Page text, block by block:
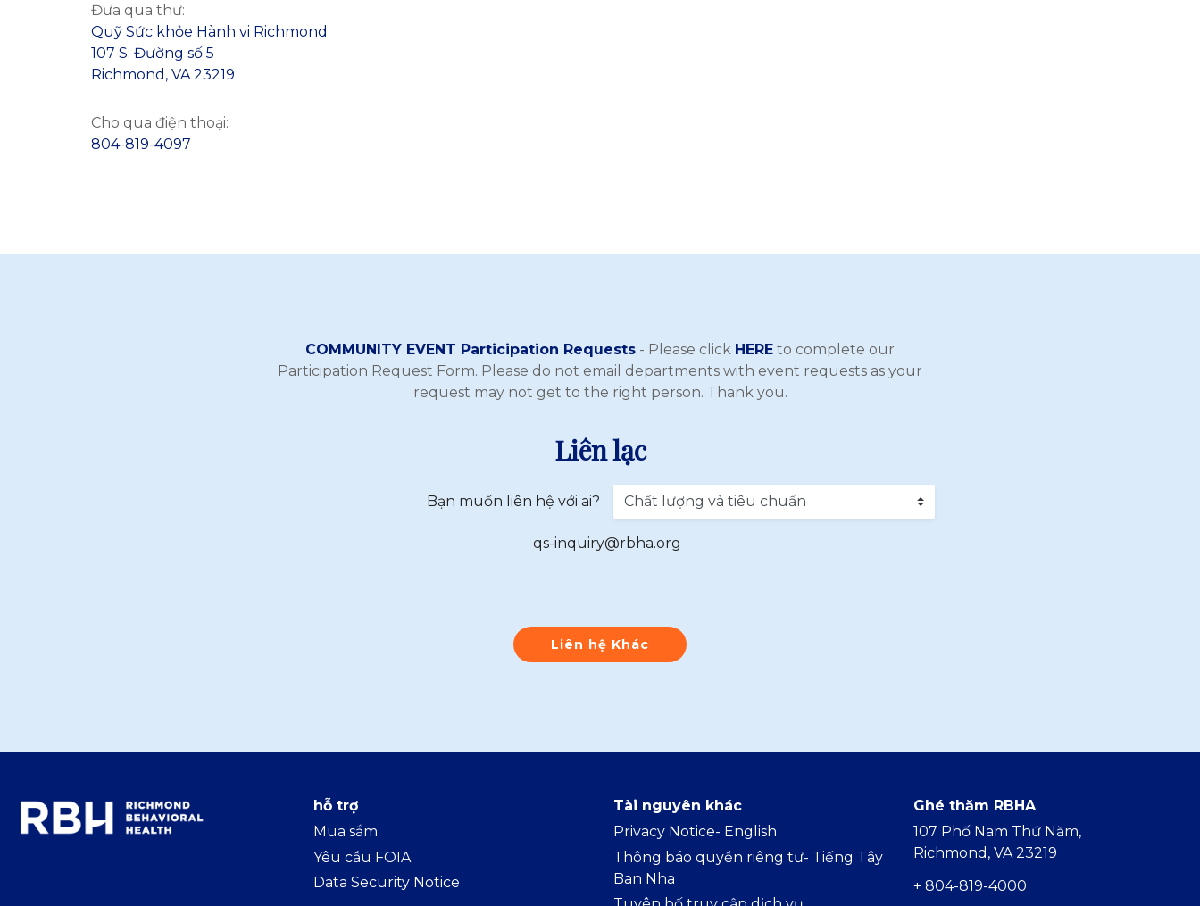
Đưa qua thư:
Quỹ Sức khỏe Hành vi Richmond
107 S. Đường số 5
Richmond, VA 23219
Cho qua điện thoại:
804-819-4097
COMMUNITY EVENT Participation Requests - Please click HERE to complete our
Participation Request Form. Please do not email departments with event requests as your
request may not get to the right person. Thank you.
Liên lạc
Bạn muốn liên hệ với ai?
qs-inquiry@rbha.org
Liên hệ Khác
hỗ trợ
Mua sắm
Yêu cầu FOIA
Data Security Notice
Tài nguyên khác
Privacy Notice- English
Thông báo quyền riêng tư- Tiếng Tây
Ban Nha
Ghé thăm RBHA
107 Phố Nam Thứ Năm,
Richmond, VA 23219
+ 804-819-4000